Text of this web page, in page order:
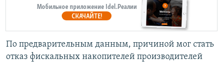
Мобильное приложение Idel.Реалии
СКАЧАЙТЕ!
По предварительным данным, причиной мог стать
отказ фискальных накопителей производителей